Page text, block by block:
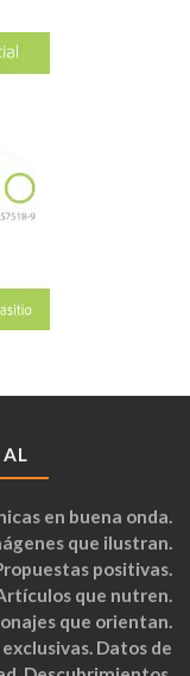
en buena onda.
que ilustran.
positivas.
que nutren.
que orientan.
Datos de